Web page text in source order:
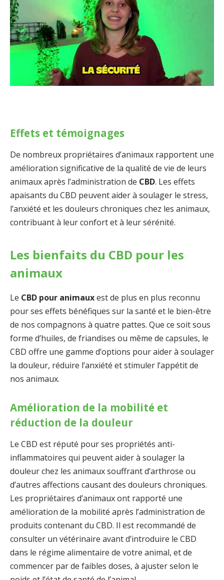
Effets et témoignages
De nombreux propriétaires d’animaux rapportent une
amélioration significative de la qualité de vie de leurs
animaux après l’administration de CBD. Les effets
apaisants du CBD peuvent aider à soulager le stress,
l’anxiété et les douleurs chroniques chez les animaux,
contribuant à leur confort et à leur sérénité.
Les bienfaits du CBD pour les
animaux
Le CBD pour animauxest de plus en plus reconnu
pour ses effets bénéfiques sur la santé et le bien-être
de nos compagnons à quatre pattes. Que ce soit sous
forme d’huiles, de friandises ou même de capsules, le
CBD offre une gamme d’options pour aider à soulager
la douleur, réduire l’anxiété et stimuler l’appétit de
nos animaux.
Amélioration de la mobilité et
réduction de la douleur
Le CBD est réputé pour ses propriétés anti-
inflammatoires qui peuvent aider à soulager la
douleur chez les animaux souffrant d’arthrose ou
d’autres affections causant des douleurs chroniques.
Les propriétaires d’animaux ont rapporté une
amélioration de la mobilité après l’administration de
produits contenant du CBD. Il est recommandé de
consulter un vétérinaire avant d’introduire le CBD
dans le régime alimentaire de votre animal, et de
commencer par de faibles doses, à ajuster selon le